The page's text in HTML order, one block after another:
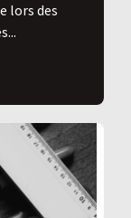
lors des